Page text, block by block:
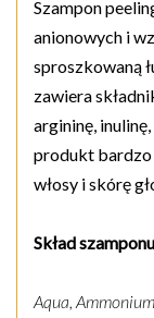
Szampon
anionowych i
sproszkowaną
zawiera
argininę,
produkt bardzo
włosy i skórę
Skład
Aqua,